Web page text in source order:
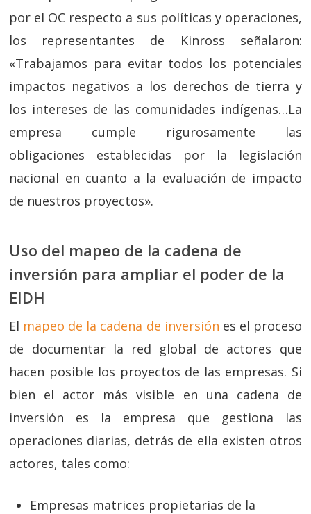
por el OC respecto a sus políticas y operaciones,
los representantes de Kinross señalaron:
«Trabajamos para evitar todos los potenciales
impactos negativos a los derechos de tierra y
los intereses de las comunidades indígenas…La
empresa cumple rigurosamente las
obligaciones establecidas por la legislación
nacional en cuanto a la evaluación de impacto
de nuestros proyectos».
Uso del mapeo de la cadena de
inversión para ampliar el poder de la
EIDH
El mapeo de la cadena de inversión es el proceso
de documentar la red global de actores que
hacen posible los proyectos de las empresas. Si
bien el actor más visible en una cadena de
inversión es la empresa que gestiona las
operaciones diarias, detrás de ella existen otros
actores, tales como:
Empresas matrices propietarias de la